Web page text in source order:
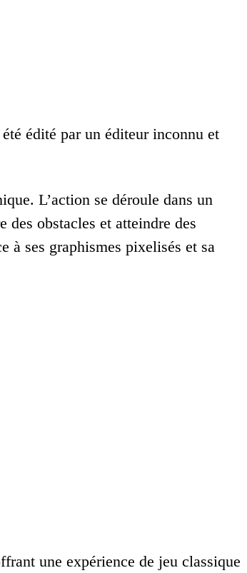
édité par un éditeur inconnu et
L’action se déroule dans un
obstacles et atteindre des
à ses graphismes pixelisés et sa
une expérience de jeu classique